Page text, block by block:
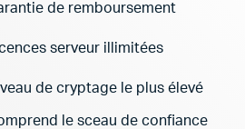
de remboursement
serveur illimitées
de cryptage le plus élevé
le sceau de confiance